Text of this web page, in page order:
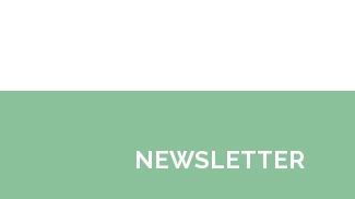
NEWSLETTER